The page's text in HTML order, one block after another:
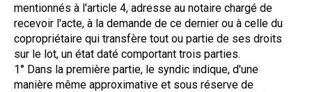
mentionnés à l'article 4, adresse au notaire chargé de
recevoir l'acte, à la demande de ce dernier ou à celle du
copropriétaire qui transfère tout ou partie de ses droits
sur le lot, un état daté comportant trois parties.
1° Dans la première partie, le syndic indique, d'une
manière même approximative et sous réserve de